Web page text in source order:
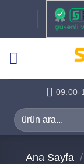
09:00-
Ara:
Ana Sayfa /